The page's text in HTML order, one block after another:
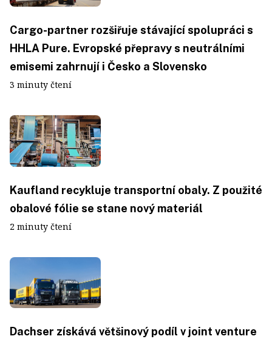
Cargo-partner rozšiřuje stávající spolupráci s
HHLA Pure. Evropské přepravy s neutrálními
emisemi zahrnují i Česko a Slovensko
3 minuty čtení
Kaufland recykluje transportní obaly. Z použité
obalové fólie se stane nový materiál
2 minuty čtení
Dachser získává většinový podíl v joint venture